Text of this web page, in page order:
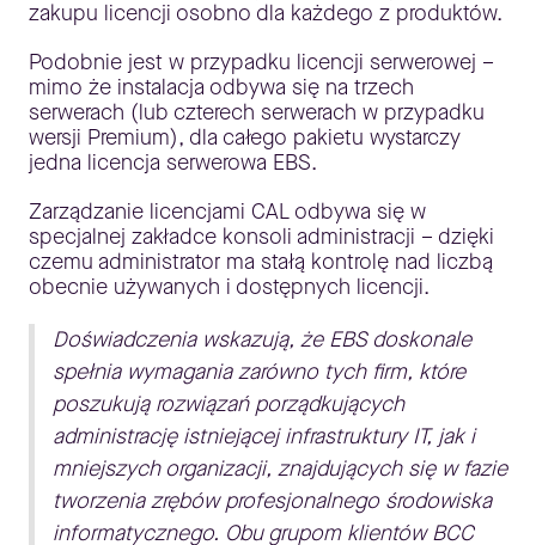
zakupu licencji osobno dla każdego z produktów.
Podobnie jest w przypadku licencji serwerowej –
mimo że instalacja odbywa się na trzech
serwerach (lub czterech serwerach w przypadku
wersji Premium), dla całego pakietu wystarczy
jedna licencja serwerowa EBS.
Zarządzanie licencjami CAL odbywa się w
specjalnej zakładce konsoli administracji – dzięki
czemu administrator ma stałą kontrolę nad liczbą
obecnie używanych i dostępnych licencji.
Doświadczenia wskazują, że EBS doskonale
spełnia wymagania zarówno tych firm, które
poszukują rozwiązań porządkujących
administrację istniejącej infrastruktury IT, jak i
mniejszych organizacji, znajdujących się w fazie
tworzenia zrębów profesjonalnego środowiska
informatycznego. Obu grupom klientów BCC